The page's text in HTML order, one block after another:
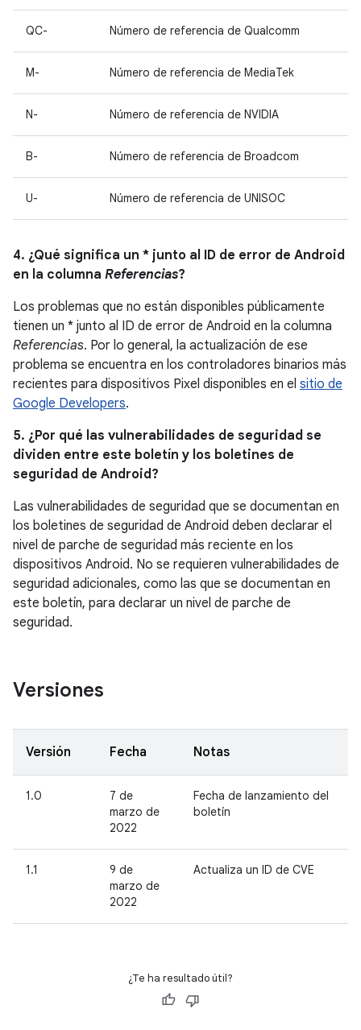
QC- Número de referencia de Qualcomm
M- Número de referencia de MediaTek
N- Número de referencia de NVIDIA
B- Número de referencia de Broadcom
U- Número de referencia de UNISOC
4. ¿Qué significa un * junto al ID de error de Android
en la columna Referencias?
Los problemas que no están disponibles públicamente
tienen un * junto al ID de error de Android en la columna
Referencias. Por lo general, la actualización de ese
problema se encuentra en los controladores binarios más
recientes para dispositivos Pixel disponibles en el sitio de
Google Developers.
5. ¿Por qué las vulnerabilidades de seguridad se
dividen entre este boletín y los boletines de
seguridad de Android?
Las vulnerabilidades de seguridad que se documentan en
los boletines de seguridad de Android deben declarar el
nivel de parche de seguridad más reciente en los
dispositivos Android. No se requieren vulnerabilidades de
seguridad adicionales, como las que se documentan en
este boletín, para declarar un nivel de parche de
seguridad.
Versiones
Versión Fecha Notas
1.0
7 de
marzo de
2022
Fecha de lanzamiento del
boletín
1.1
9 de
marzo de
2022
Actualiza un ID de CVE
¿Te ha resultado útil?